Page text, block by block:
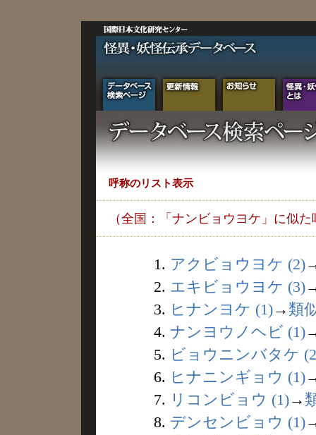
呼称のリスト表示
（全国：「ナンビョウヨケ」に似た
1. アクビョウヨケ (2)
2. エキビョウヨケ (3)
3. ヒナンヨケ (1)→ 類
4. ナンヨウノヘビ (1)
5. ビョウニンバタケ
6. ヒナニンギョウ (1)
7. リコンビョウ (1)→
8. デンセンビョウ (1)